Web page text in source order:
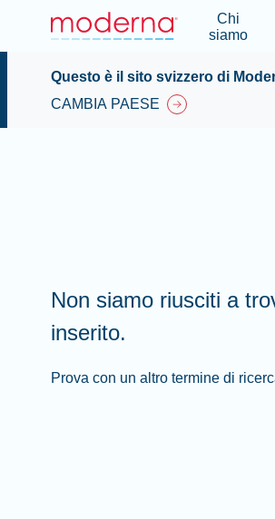
Chi
siamo
Questo è il sito svizzero di
CAMBIA PAESE
Non siamo riusciti a
inserito.
Prova con un altro termine di